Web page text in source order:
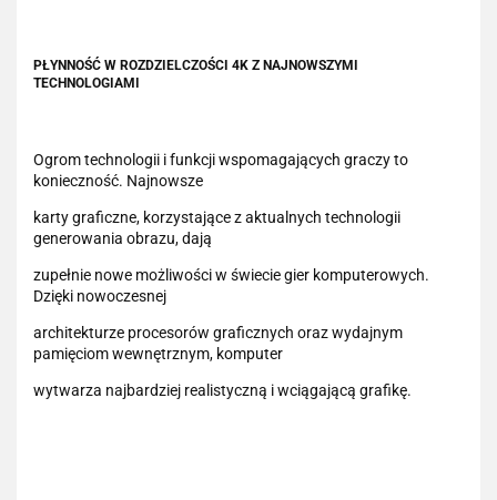
PŁYNNOŚĆ W ROZDZIELCZOŚCI 4K Z NAJNOWSZYMI
TECHNOLOGIAMI
Ogrom technologii i funkcji wspomagających graczy to
konieczność. Najnowsze
karty graficzne, korzystające z aktualnych technologii
generowania obrazu, dają
zupełnie nowe możliwości w świecie gier komputerowych.
Dzięki nowoczesnej
architekturze procesorów graficznych oraz wydajnym
pamięciom wewnętrznym, komputer
wytwarza najbardziej realistyczną i wciągającą grafikę.